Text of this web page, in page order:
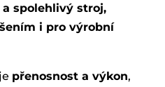
spolehlivý stroj,
i pro výrobní
přenosnost a výkon,